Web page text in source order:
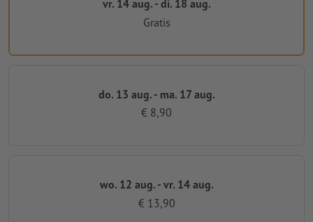
vr. 14 aug. - di. 18 aug.
Gratis
do. 13 aug. - ma. 17 aug.
€ 8,90
wo. 12 aug. - vr. 14 aug.
€ 13,90